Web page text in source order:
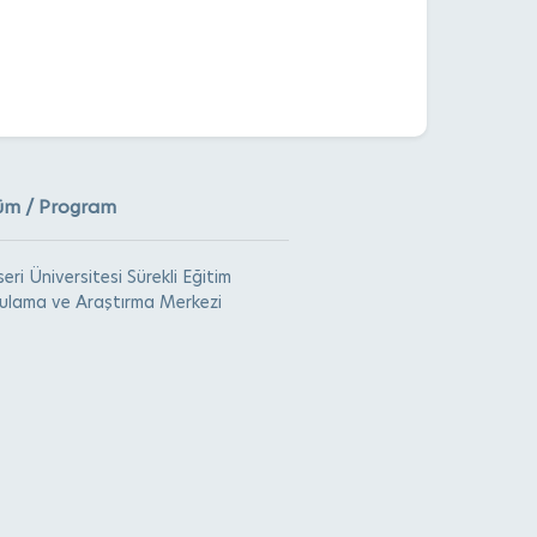
/ Program
Üniversitesi Sürekli Eğitim
ve Araştırma Merkezi